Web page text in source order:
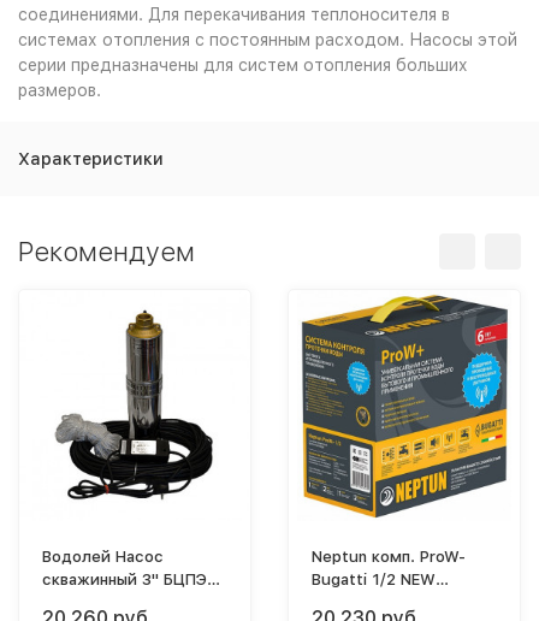
соединениями. Для перекачивания теплоносителя в
системах отопления с постоянным расходом. Насосы этой
серии предназначены для систем отопления больших
размеров.
Характеристики
Рекомендуем
Водолей Насос
скважинный 3" БЦПЭ
Neptun комп. ProW-
Bugatti 1/2 NEW